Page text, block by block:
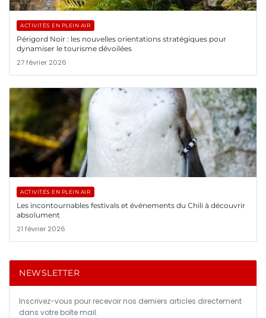
ACTIVITÉS EN PLEIN AIR
Périgord Noir : les nouvelles orientations stratégiques pour
dynamiser le tourisme dévoilées
27 février 2026
ACTIVITÉS EN PLEIN AIR
Les incontournables festivals et événements du Chili à découvrir
absolument
21 février 2026
NEWSLETTER
Inscrivez-vous pour recevoir nos derniers articles directement
dans votre boîte mail.